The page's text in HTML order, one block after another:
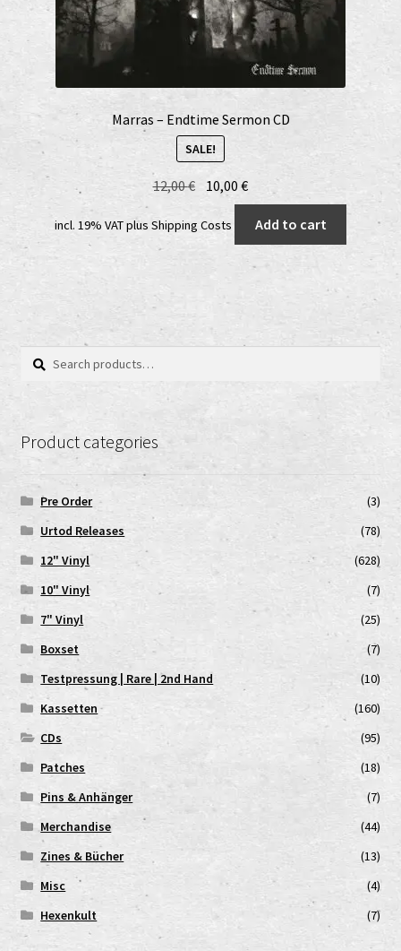
Marras – Endtime Sermon CD
SALE!
12,00€ Original
was:
10,00€Current
price
is:
incl. 19% VATplus Shipping Costs Add to cart
Search
Search
Product categories
Pre Order
(3)
Urtod Releases
(78)
12" Vinyl
(628)
10" Vinyl
(7)
7" Vinyl
(25)
Boxset
(7)
Testpressung | Rare | 2nd Hand
(10)
Kassetten
(160)
CDs
(95)
Patches
(18)
Pins & Anhänger
(7)
Merchandise
(44)
Zines & Bücher
(13)
Misc
(4)
Hexenkult
(7)